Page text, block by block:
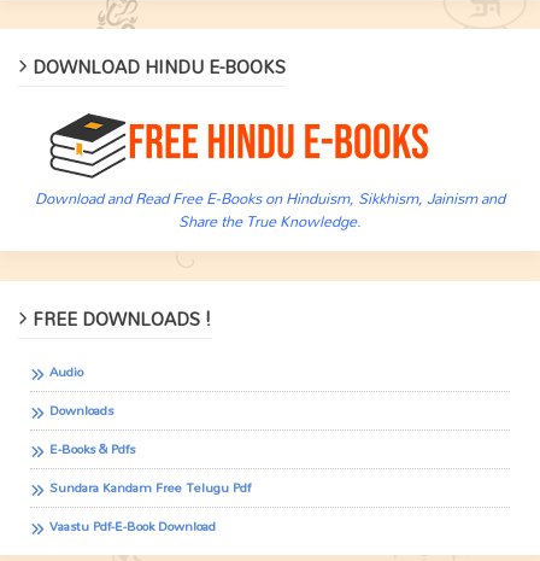
DOWNLOAD HINDU E-BOOKS
Download and Read Free E-Books on Hinduism, Sikkhism, Jainism and
Share the True Knowledge.
FREE DOWNLOADS !
Audio
Downloads
E-Books & Pdfs
Sundara Kandam Free Telugu Pdf
Vaastu Pdf-E-Book Download